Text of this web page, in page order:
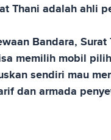
Thani adalah ahli
Bandara, Surat
memilih mobil
sendiri mau
dan armada